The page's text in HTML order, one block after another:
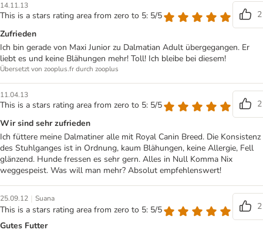
14.11.13
This is a stars rating area from zero to 5: 5/5
2
Zufrieden
Ich bin gerade von Maxi Junior zu Dalmatian Adult übergegangen. Er
liebt es und keine Blähungen mehr! Toll! Ich bleibe bei diesem!
Übersetzt von zooplus.fr durch zooplus
11.04.13
This is a stars rating area from zero to 5: 5/5
2
Wir sind sehr zufrieden
Ich füttere meine Dalmatiner alle mit Royal Canin Breed. Die Konsistenz
des Stuhlganges ist in Ordnung, kaum Blähungen, keine Allergie, Fell
glänzend. Hunde fressen es sehr gern. Alles in Null Komma Nix
weggespeist. Was will man mehr? Absolut empfehlenswert!
25.09.12 | Suana
This is a stars rating area from zero to 5: 5/5
2
Gutes Futter